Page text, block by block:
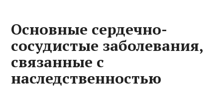
Основные сердечно-
сосудистые заболевания,
связанные с
наследственностью